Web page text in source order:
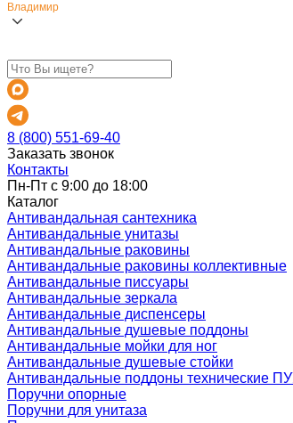
Владимир
8 (800) 551-69-40
Заказать звонок
Контакты
Пн-Пт с 9:00 до 18:00
Каталог
Антивандальная сантехника
Антивандальные унитазы
Антивандальные раковины
Антивандальные раковины коллективные
Антивандальные писсуары
Антивандальные зеркала
Антивандальные диспенсеры
Антивандальные душевые поддоны
Антивандальные мойки для ног
Антивандальные душевые стойки
Антивандальные поддоны технические
Поручни опорные
Поручни для унитаза